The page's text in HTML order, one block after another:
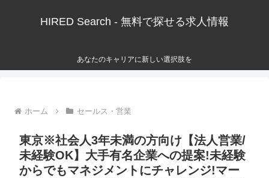
HIRED Search - 無料で探せる求人情報
あなたのキャリアに新しい選択肢を
ホーム セールス・営業
東京※社会人3年未満の方向け【法人営業/
未経験OK】大手有名企業への提案!未経験
からでもマネジメントにチャレンジ!マー